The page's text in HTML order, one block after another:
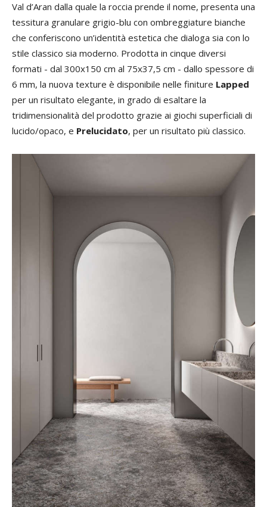
Val d’Aran dalla quale la roccia prende il nome, presenta una
tessitura granulare grigio-blu con ombreggiature bianche
che conferiscono un’identità estetica che dialoga sia con lo
stile classico sia moderno. Prodotta in cinque diversi
formati - dal 300x150 cm al 75x37,5 cm - dallo spessore di
6 mm, la nuova texture è disponibile nelle finiture Lapped
per un risultato elegante, in grado di esaltare la
tridimensionalità del prodotto grazie ai giochi superficiali di
lucido/opaco, e Prelucidato, per un risultato più classico.